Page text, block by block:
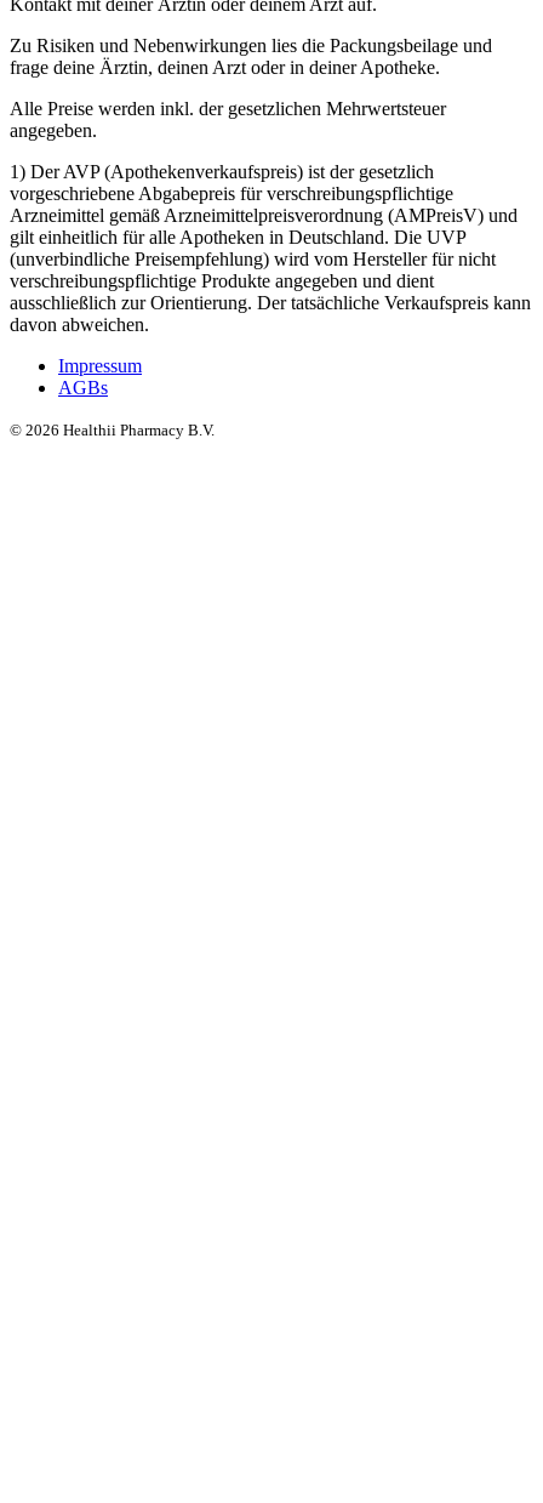
Kontakt mit deiner Ärztin oder deinem Arzt auf.
Zu Risiken und Nebenwirkungen lies die Packungsbeilage und
frage deine Ärztin, deinen Arzt oder in deiner Apotheke.
Alle Preise werden inkl. der gesetzlichen Mehrwertsteuer
angegeben.
1) Der AVP (Apothekenverkaufspreis) ist der gesetzlich
vorgeschriebene Abgabepreis für verschreibungspflichtige
Arzneimittel gemäß Arzneimittelpreisverordnung (AMPreisV) und
gilt einheitlich für alle Apotheken in Deutschland. Die UVP
(unverbindliche Preisempfehlung) wird vom Hersteller für nicht
verschreibungspflichtige Produkte angegeben und dient
ausschließlich zur Orientierung. Der tatsächliche Verkaufspreis kann
davon abweichen.
Impressum
AGBs
© 2026 Healthii Pharmacy B.V.